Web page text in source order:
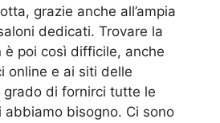
grazie anche all’ampia
dedicati. Trovare la
poi così difficile, anche
online e ai siti delle
grado di fornirci tutte le
abbiamo bisogno. Ci sono